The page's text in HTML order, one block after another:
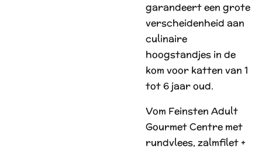
garandeert een grote
verscheidenheid aan
culinaire
hoogstandjes in de
kom voor katten van 1
tot 6 jaar oud.
Vom Feinsten Adult
Gourmet Centre met
rundvlees, zalmfilet +